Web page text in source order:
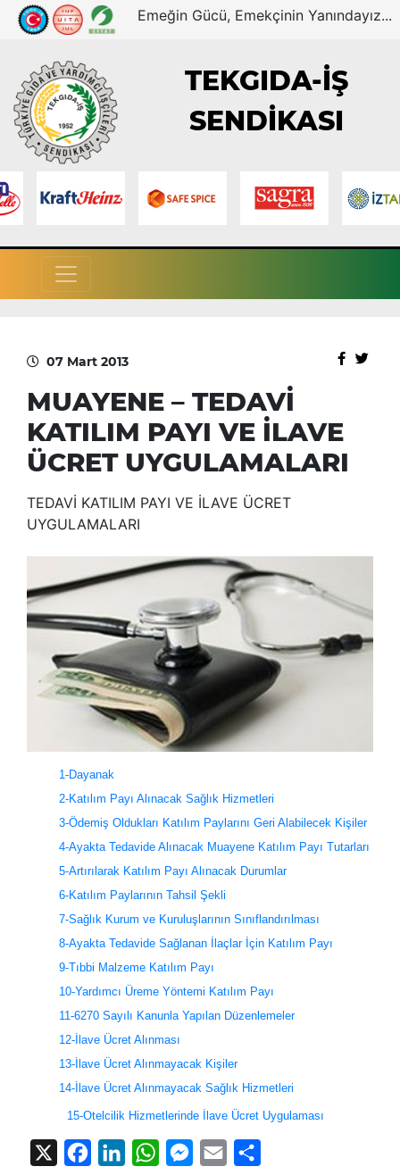
Emeğin Gücü, Emekçinin Yanındayız...
TEKGIDA-İŞ
SENDİKASI
07 Mart 2013
MUAYENE – TEDAVİ
KATILIM PAYI VE İLAVE
ÜCRET UYGULAMALARI
TEDAVİ KATILIM PAYI VE İLAVE ÜCRET
UYGULAMALARI
1-Dayanak
2-Katılım Payı Alınacak Sağlık Hizmetleri
3-Ödemiş Oldukları Katılım Paylarını Geri Alabilecek Kişiler
4-Ayakta Tedavide Alınacak Muayene Katılım Payı Tutarları
5-Artırılarak Katılım Payı Alınacak Durumlar
6-Katılım Paylarının Tahsil Şekli
7-Sağlık Kurum ve Kuruluşlarının Sınıflandırılması
8-Ayakta Tedavide Sağlanan İlaçlar İçin Katılım Payı
9-Tıbbi Malzeme Katılım Payı
10-Yardımcı Üreme Yöntemi Katılım Payı
11-6270 Sayılı Kanunla Yapılan Düzenlemeler
12-İlave Ücret Alınması
13-İlave Ücret Alınmayacak Kişiler
14-İlave Ücret Alınmayacak Sağlık Hizmetleri
15-Otelcilik Hizmetlerinde İlave Ücret Uygulaması
FacebookLinkedInWhatsAppMessenger
Email